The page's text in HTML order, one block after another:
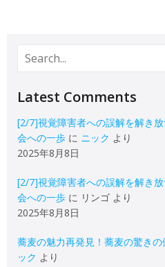
Latest Comments
[2/7]視覚障害者への誤解を解き
会への一歩 に ニック より
2025年8月8日
[2/7]視覚障害者への誤解を解き
会への一歩 に リンゴ より
2025年8月8日
蕎麦の魅力再発見！蕎麦の驚きの
ック より